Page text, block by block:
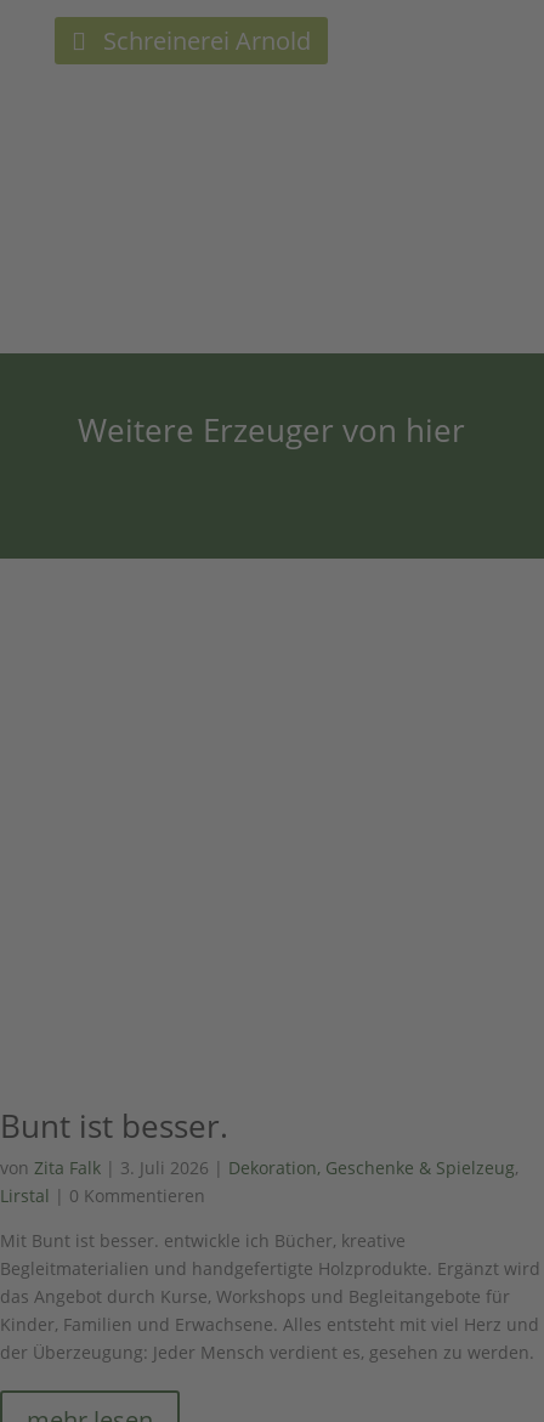
Schreinerei Arnold
Weitere Erzeuger von hier
Bunt ist besser.
von Zita Falk | 3. Juli 2026 | Dekoration, Geschenke & Spielzeug,
Lirstal | 0 Kommentieren
Mit Bunt ist besser. entwickle ich Bücher, kreative
Begleitmaterialien und handgefertigte Holzprodukte. Ergänzt wird
das Angebot durch Kurse, Workshops und Begleitangebote für
Kinder, Familien und Erwachsene. Alles entsteht mit viel Herz und
der Überzeugung: Jeder Mensch verdient es, gesehen zu werden.